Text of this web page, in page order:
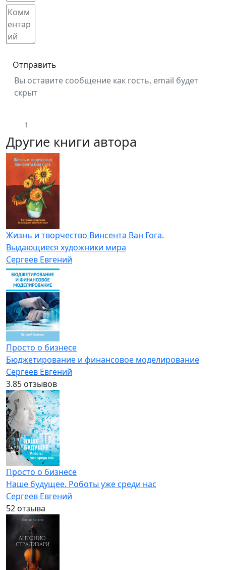
Отправить
Вы оставите сообщение как гость, email будет
скрыт
1
Другие книги автора
Жизнь и творчество Винсента Ван Гога.
Выдающиеся художники мира
Сергеев Евгений
Просто о бизнесе
Бюджетирование и финансовое моделирование
Сергеев Евгений
3.85 отзывов
Просто о бизнесе
Наше будущее. Роботы уже среди нас
Сергеев Евгений
52 отзыва